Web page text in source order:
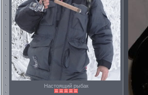
Настоящий рыбак